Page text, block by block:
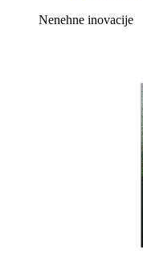
Nenehne inovacije